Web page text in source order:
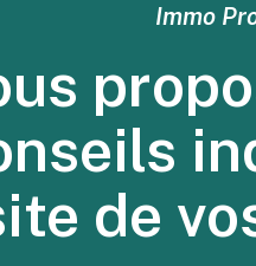
Immo
de